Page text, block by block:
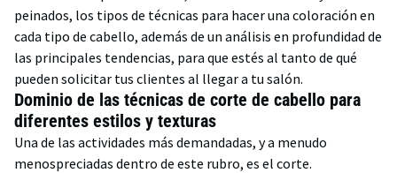
peinados, los tipos de técnicas para hacer una coloración en
cada tipo de cabello, además de un análisis en profundidad de
las principales tendencias, para que estés al tanto de qué
pueden solicitar tus clientes al llegar a tu salón.
Dominio de las técnicas de corte de cabello para
diferentes estilos y texturas
Una de las actividades más demandadas, y a menudo
menospreciadas dentro de este rubro, es el corte.